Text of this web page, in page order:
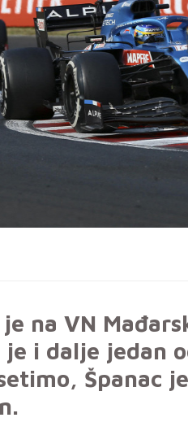
na VN
je i dalje jedan
Španac